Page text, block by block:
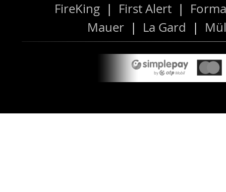
FireKing | First Alert |
Mauer | La Gard |